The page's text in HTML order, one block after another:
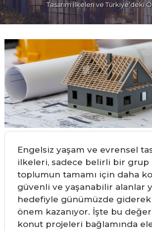
Tasarım İlkeleri ve Türkiye’deki
Engelsiz yaşam ve evrensel
ilkeleri, sadece belirli bir grup
toplumun tamamı için daha
güvenli ve yaşanabilir alanlar
hedefiyle günümüzde giderek
önem kazanıyor. İşte bu
konut projeleri bağlamında